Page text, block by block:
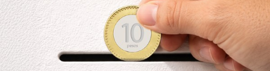
se registraron a lo largo del sábado en la Ciudad de
México.En la delegación Iztapalapa se inauguró la “Feria
del Pescado y del Marisco”, con la carrera de los
“Painanis”, mensajeros prehispánicos que traían pescado
fresco al emperador Moctezuma dese Veracruz.La líder